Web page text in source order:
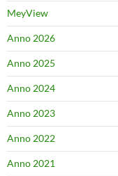
MeyView
Anno 2026
Anno 2025
Anno 2024
Anno 2023
Anno 2022
Anno 2021